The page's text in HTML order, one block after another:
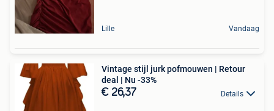
Lille Vandaag
Vintage stijl jurk pofmouwen | Retour
deal | Nu -33%
€ 26,37 Details